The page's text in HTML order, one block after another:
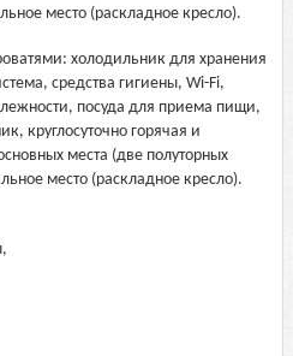
место (раскладное кресло).
холодильник для хранения
средства гигиены, Wi-Fi,
посуда для приема пищи,
круглосуточно горячая и
места (две полуторных
место (раскладное кресло).